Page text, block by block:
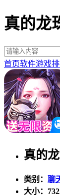
真的龙
首页软件游戏
真的
类别： 聊
大小：